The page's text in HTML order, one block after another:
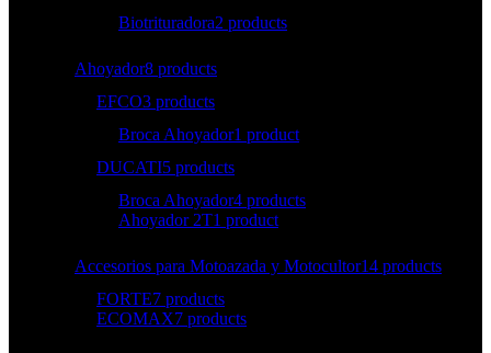
Biotrituradora2 products
Ahoyador8 products
EFCO3 products
Broca Ahoyador1 product
DUCATI5 products
Broca Ahoyador4 products
Ahoyador 2T1 product
Accesorios para Motoazada y Motocultor14 products
FORTE7 products
ECOMAX7 products